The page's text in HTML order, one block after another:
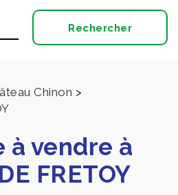
Chinon >
à vendre à
FRETOY